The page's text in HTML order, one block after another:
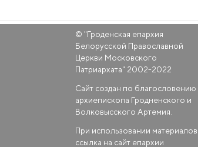
© "Гроденская епархия
Белорусской Православной
Церкви Московского
Патриархата" 2002-2022
Сайт создан по благословению
архиепископа Гродненского и
Волковысского Артемия.
При использовании материалов
ссылка на сайт епархии